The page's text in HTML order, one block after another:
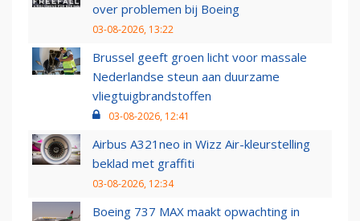
over problemen bij Boeing
03-08-2026, 13:22
Brussel geeft groen licht voor massale
Nederlandse steun aan duurzame
vliegtuigbrandstoffen
03-08-2026, 12:41
Airbus A321neo in Wizz Air-kleurstelling
beklad met graffiti
03-08-2026, 12:34
Boeing 737 MAX maakt opwachting in